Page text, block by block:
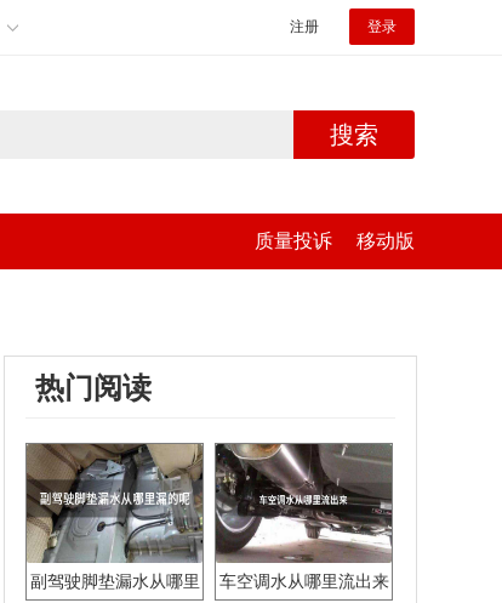
注册 登录
搜索
质量投诉 移动版
热门阅读
副驾驶脚垫漏水从哪里
车空调水从哪里流出来